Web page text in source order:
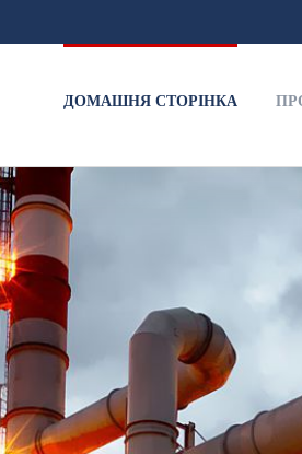
ДОМАШНЯ СТОРІНКА